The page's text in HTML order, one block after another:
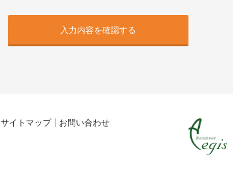
入力内容を確認する
サイトマップ お問い合わせ